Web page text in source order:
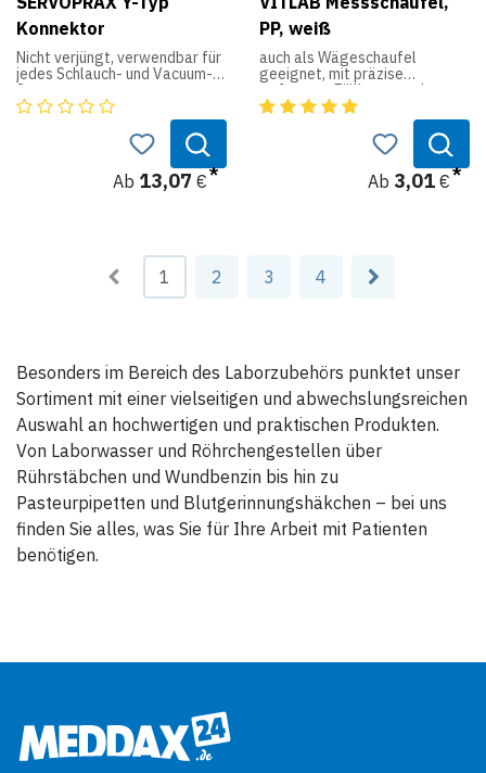
Konnektor
Nicht verjüngt, verwendbar für
jedes Schlauch- und Vacuum-
System.
Material: Polypropylen
Ab 13,07 €
PP, weiß
auch als Wägeschaufel
geeignet, mit präzise
geformter Füllkante und
stabilem Griff, gut lesbare
Volumenangabe auf der
Oberseite des Griffs,
lebensmittelgeeignetes
Produkt entsprechend
Verordnung (EG) Nr. 10/2011
Ab 3,01€
1 2 3 4
Besonders im Bereich des Laborzubehörs punktet unser
Sortiment mit einer vielseitigen und abwechslungsreichen
Auswahl an hochwertigen und praktischen Produkten.
Von Laborwasser und Röhrchengestellen über
Rührstäbchen und Wundbenzin bis hin zu
Pasteurpipetten und Blutgerinnungshäkchen – bei uns
finden Sie alles, was Sie für Ihre Arbeit mit Patienten
benötigen.